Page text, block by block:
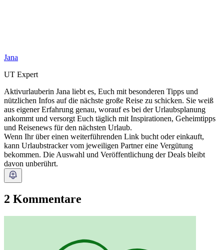
Jana
UT Expert
Aktivurlauberin Jana liebt es, Euch mit besonderen Tipps und
nützlichen Infos auf die nächste große Reise zu schicken. Sie weiß
aus eigener Erfahrung genau, worauf es bei der Urlaubsplanung
ankommt und versorgt Euch täglich mit Inspirationen, Geheimtipps
und Reisenews für den nächsten Urlaub.
Wenn Ihr über einen weiterführenden Link bucht oder einkauft,
kann Urlaubstracker vom jeweiligen Partner eine Vergütung
bekommen. Die Auswahl und Veröffentlichung der Deals bleibt
davon unberührt.
2 Kommentare